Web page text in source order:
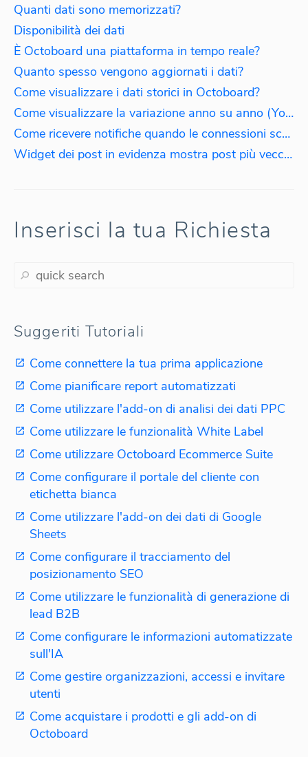
Quanti dati sono memorizzati?
Disponibilità dei dati
È Octoboard una piattaforma in tempo reale?
Quanto spesso vengono aggiornati i dati?
Come visualizzare i dati storici in Octoboard?
Come visualizzare la variazione anno su anno (YoY)?
Come ricevere notifiche quando le connessioni scadono?
Widget dei post in evidenza mostra post più vecchi. Perché?
Inserisci la tua Richiesta
Suggeriti Tutoriali
Come connettere la tua prima applicazione
Come pianificare report automatizzati
Come utilizzare l'add-on di analisi dei dati PPC
Come utilizzare le funzionalità White Label
Come utilizzare Octoboard Ecommerce Suite
Come configurare il portale del cliente con
etichetta bianca
Come utilizzare l'add-on dei dati di Google
Sheets
Come configurare il tracciamento del
posizionamento SEO
Come utilizzare le funzionalità di generazione di
lead B2B
Come configurare le informazioni automatizzate
sull'IA
Come gestire organizzazioni, accessi e invitare
utenti
Come acquistare i prodotti e gli add-on di
Octoboard